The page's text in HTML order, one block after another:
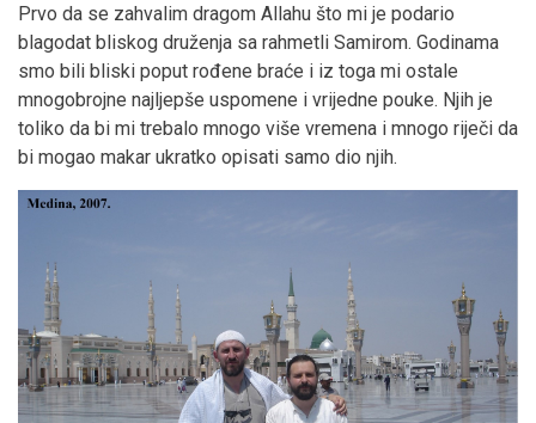
Prvo da se zahvalim dragom Allahu što mi je podario
blagodat bliskog druženja sa rahmetli Samirom. Godinama
smo bili bliski poput rođene braće i iz toga mi ostale
mnogobrojne najljepše uspomene i vrijedne pouke. Njih je
toliko da bi mi trebalo mnogo više vremena i mnogo riječi da
bi mogao makar ukratko opisati samo dio njih.